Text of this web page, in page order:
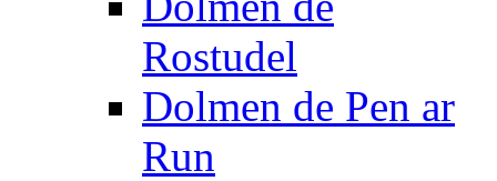
Rostudel
Dolmen de Pen ar
Run